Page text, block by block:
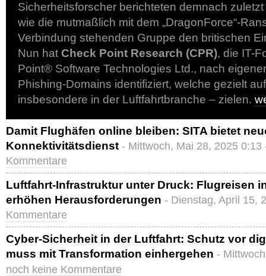
Sicherheitsforscher berichteten demnach
wie die mutmaßlich mit dem „DragonForce“-
Verbindung stehenden Gruppe den britischen
Nun hat Check Point Research (CPR), die IT-
Point® Software Technologies Ltd., nach
Phishing-Domains identifiziert, welche gezielt
insbesondere in der Luftfahrtbranche – zielen.
Damit Flughäfen online bleiben: SITA bietet
Konnektivitätsdienst - Mittwoch, Mai 28, 2025
Kommentare
Luftfahrt-Infrastruktur unter Druck: Flugreisen
erhöhen Herausforderungen - Dienstag, April 15,
Kommentare
Cyber-Sicherheit in der Luftfahrt: Schutz vor
muss mit Transformation einhergehen -
noch keine Kommentare